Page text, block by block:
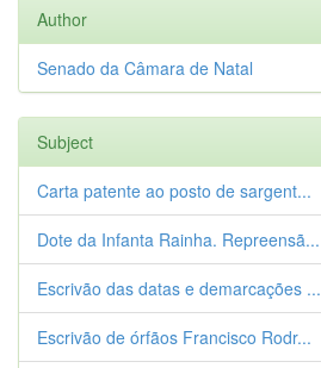
Author
Senado da Câmara de Natal
Subject
Carta patente ao posto de sargent...
Dote da Infanta Rainha. Repreensã...
Escrivão das datas e demarcações ...
Escrivão de órfãos Francisco Rodr...